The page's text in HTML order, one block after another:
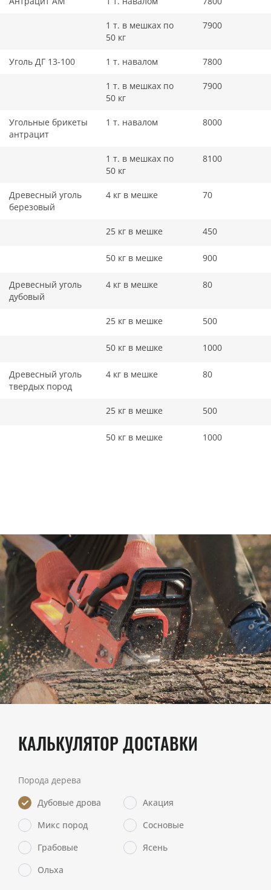
1 т. в мешках по
50 кг
7900
Уголь ДГ 13-100 1 т. навалом 7800
1 т. в мешках по
50 кг
7900
Угольные брикеты
антрацит
1 т. навалом 8000
1 т. в мешках по
50 кг
8100
Древесный уголь
березовый
4 кг в мешке 70
25 кг в мешке 450
50 кг в мешке 900
Древесный уголь
дубовый
4 кг в мешке 80
25 кг в мешке 500
50 кг в мешке 1000
Древесный уголь
твердых пород
4 кг в мешке 80
25 кг в мешке 500
50 кг в мешке 1000
КАЛЬКУЛЯТОР ДОСТАВКИ
Порода дерева
Дубовые дрова
Акация
Микс пород
Сосновые
Грабовые
Ясень
Ольха